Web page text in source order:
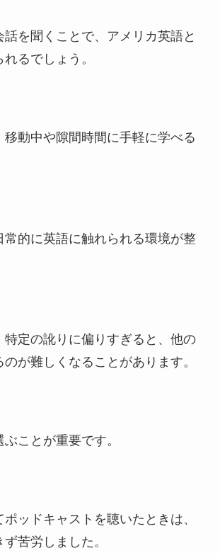
を聞くことで、アメリカ英語と
るでしょう。
移動中や隙間時間に手軽に学べる
常的に英語に触れられる環境が整
特定の訛りに偏りすぎると、他の
が難しくなることがあります。
ことが重要です。
ッドキャストを聴いたときは、
苦労しました。